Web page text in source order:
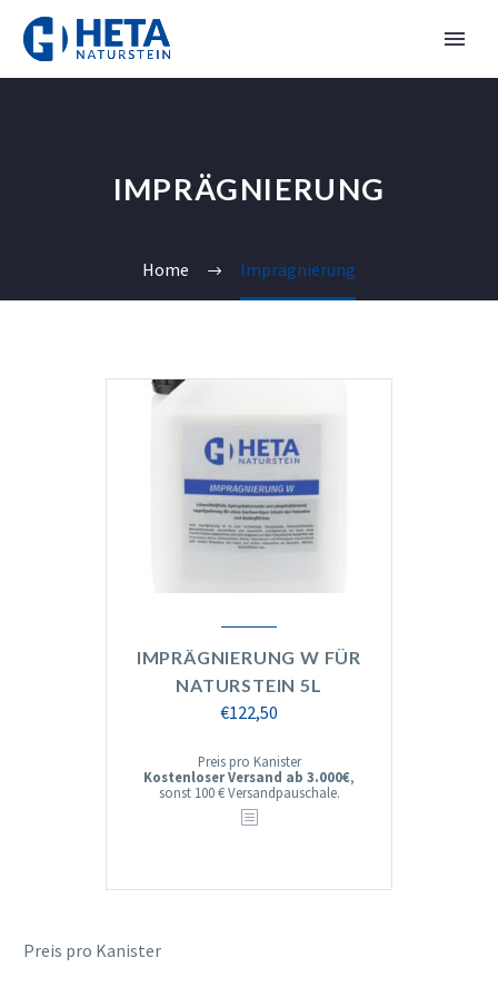
IMPRÄGNIERUNG
Home Imprägnierung
IMPRÄGNIERUNG W FÜR
NATURSTEIN 5L
€122,50
Preis pro Kanister
Kostenloser Versand ab 3.000€,
sonst 100 € Versandpauschale.
Preis pro Kanister